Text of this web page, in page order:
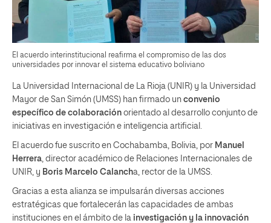
El acuerdo interinstitucional reafirma el compromiso de las dos
universidades por innovar el sistema educativo boliviano
La Universidad Internacional de La Rioja (UNIR) y la Universidad
Mayor de San Simón (UMSS) han firmado un convenio
específico de colaboración orientado al desarrollo conjunto de
iniciativas en investigación e inteligencia artificial.
El acuerdo fue suscrito en Cochabamba, Bolivia, por Manuel
Herrera , director académico de Relaciones Internacionales de
UNIR, y Boris Marcelo Calancha, rector de la UMSS.
Gracias a esta alianza se impulsarán diversas acciones
estratégicas que fortalecerán las capacidades de ambas
instituciones en el ámbito de la investigación y la innovación